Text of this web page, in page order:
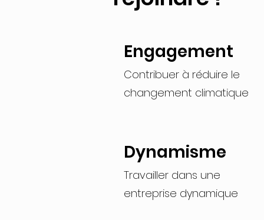
Engagement
Contribuer à réduire le
changement climatique
Dynamisme
Travailler dans une
entreprise dynamique